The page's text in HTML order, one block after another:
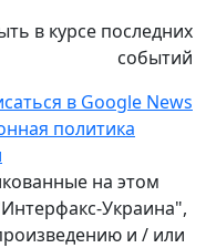
в курсе последних
событий
в Google News
политика
на этом
Украина",
и / или